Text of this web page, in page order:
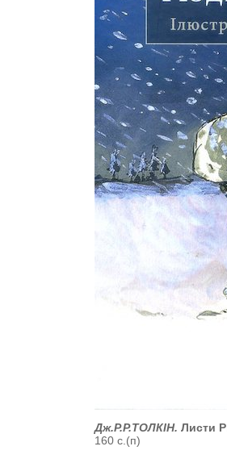
Дж.Р.Р.ТОЛКІН. Листи
160 с.(п)